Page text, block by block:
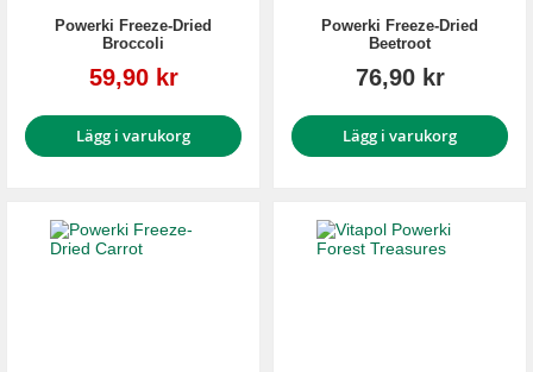
Powerki Freeze-Dried
Broccoli
Reapris
59,90 kr
Lägg i varukorg
Powerki Freeze-Dried
Beetroot
76,90 kr
Lägg i varukorg